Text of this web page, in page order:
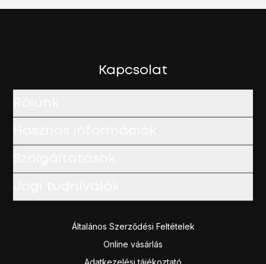
Kapcsolat
Általános Szerződési Feltételek
Online vásárlás
Adatkezelési tájékoztató